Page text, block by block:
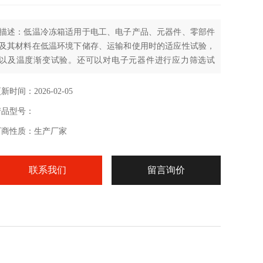
述：低温冷冻箱适用于电工、电子产品、元器件、零部件
及其材料在低温环境下储存、运输和使用时的适应性试验，
以及温度渐变试验。还可以对电子元器件进行应力筛选试
新时间：2026-02-05
型号：
商性质：生产厂家
联系我们 留言询价